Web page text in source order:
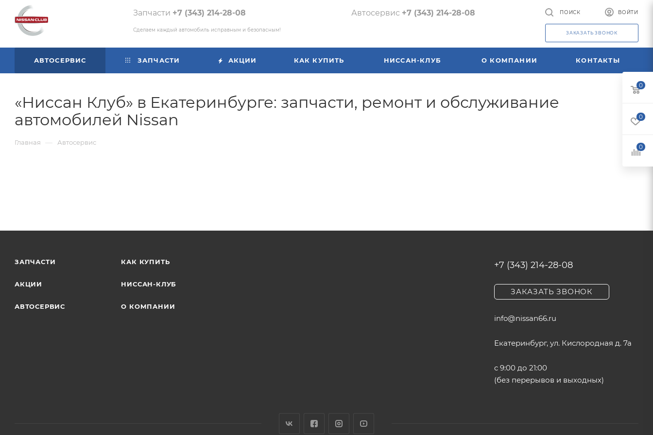
Запчасти +7 (343) 214-28-08
Сделаем каждый автомобиль исправным и безопасным!
Автосервис +7 (343) 214-28-08 ПОИСК ВОЙТИ
ЗАКАЗАТЬ ЗВОНОК
АВТОСЕРВИС ЗАПЧАСТИ АКЦИИ КАК КУПИТЬ НИССАН-КЛУБ О КОМПАНИИ КОНТАКТЫ
«Ниссан Клуб» в Екатеринбурге: запчасти, ремонт и обслуживание
автомобилей Nissan
Главная — Автосервис
ЗАПЧАСТИ
АКЦИИ
АВТОСЕРВИС
КАК КУПИТЬ
НИССАН-КЛУБ
О КОМПАНИИ
+7 (343) 214-28-08
ЗАКАЗАТЬ ЗВОНОК
info@nissan66.ru
Екатеринбург, ул. Кислородная д. 7а
с 9:00 до 21:00
(без перерывов и выходных)
0
0
0